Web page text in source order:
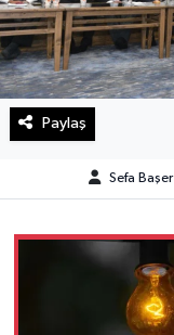
Paylaş
Sefa Başer
Resmi İlan
Sağlık
Spor
Teknoloji